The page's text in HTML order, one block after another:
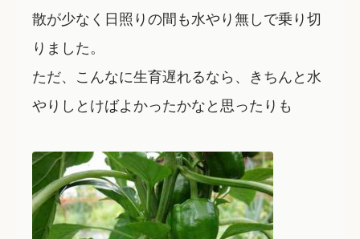
散が少なく日照りの間も水やり無しで乗り切
りました。
ただ、こんなに生育遅れるなら、きちんと水
やりしとけばよかったかなと思ったりも